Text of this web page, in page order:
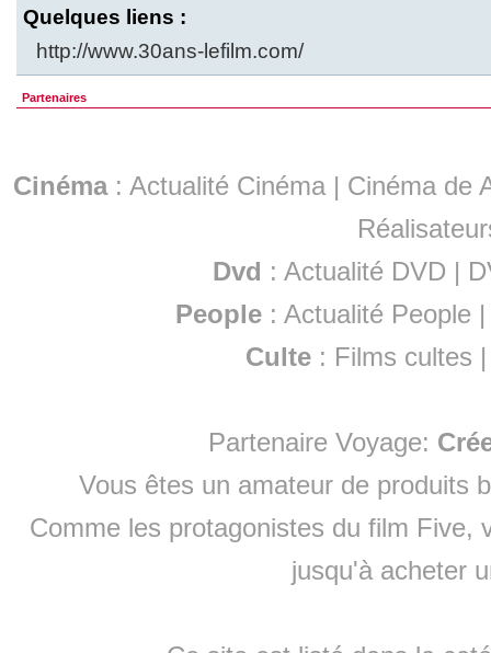
Quelques liens :
http://www.30ans-lefilm.com/
Partenaires
Cinéma: Actualité Cinéma | Cinéma de
Dvd : Actualité DVD |
People :Actualité People
Culte : Films cultes
Partenaire Voyage:
Vous êtes un amateur de produits
Comme les protagonistes du film Five,
jusqu'à acheter